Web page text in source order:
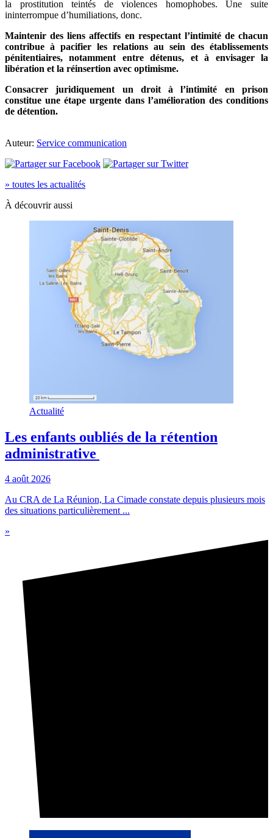
la prostitution teintés de violences homophobes. Une suite
ininterrompue d’humiliations, donc.
Maintenir des liens affectifs en respectant l’intimité de chacun
contribue à pacifier les relations au sein des établissements
pénitentiaires, notamment entre détenus, et à envisager la
libération et la réinsertion avec optimisme.
Consacrer juridiquement un droit à l’intimité en prison
constitue une étape urgente dans l’amélioration des conditions
de détention.
Auteur: Service communication
» toutes les actualités
À découvrir aussi
Actualité
Les enfants oubliés de la rétention
administrative
4 août 2026
Au CRA de La Réunion, La Cimade constate depuis plusieurs mois
des situations particulièrement ...
»